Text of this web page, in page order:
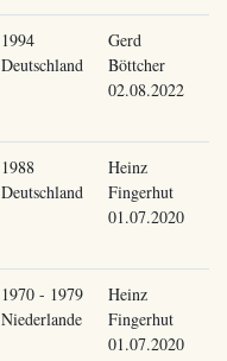
1994
Deutschland
Gerd
Böttcher
02.08.2022
1988
Deutschland
Heinz
Fingerhut
01.07.2020
1970 - 1979
Niederlande
Heinz
Fingerhut
01.07.2020